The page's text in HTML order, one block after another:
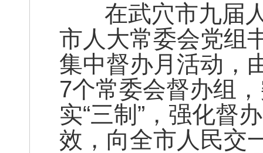
在武穴市九届人
市人大常委会党组
集中督办月活动，
7个常委会督办组，
实“三制”，强化督
效，向全市人民交